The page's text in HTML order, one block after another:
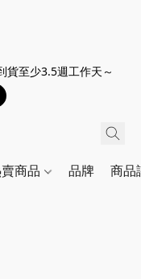
貨至少3.5週工作天～
賣商品 品牌 商品